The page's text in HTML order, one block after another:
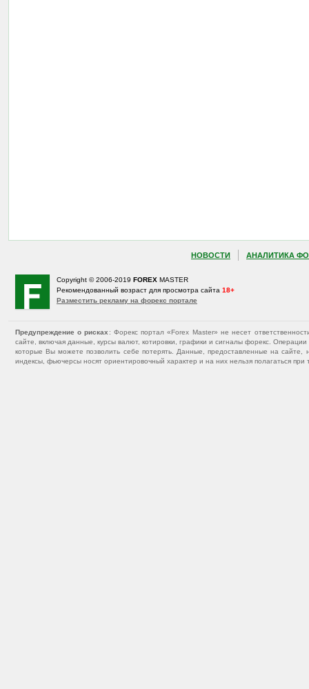
НОВОСТИ АНАЛИТИКА
Copyright © 2006-2019 FOREX MASTER
Рекомендованный возраст для просмотра сайта 18+
Разместить рекламу на форекс портале
Предупреждение о рисках : Форекс портал «Forex Master» не несет
сайте, включая данные, курсы валют, котировки, графики и сигналы форекс.
которые Вы можете позволить себе потерять. Данные, предоставленные на
индексы, фьючерсы носят ориентировочный характер и на них нельзя полагаться при